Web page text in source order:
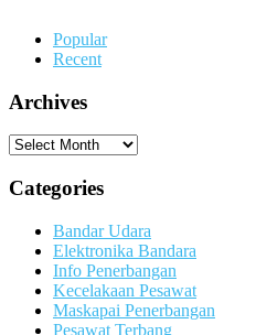
Popular
Recent
Archives
Archives
Categories
Bandar Udara
Elektronika Bandara
Info Penerbangan
Kecelakaan Pesawat
Maskapai Penerbangan
Pesawat Terbang